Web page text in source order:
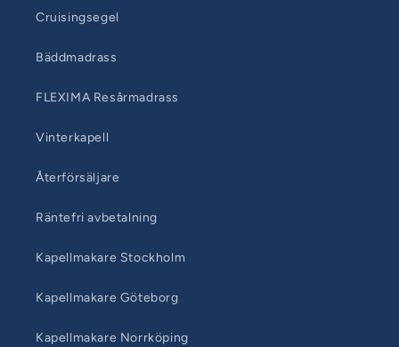
Cruisingsegel
Bäddmadrass
FLEXIMA Resårmadrass
Vinterkapell
Återförsäljare
Räntefri avbetalning
Kapellmakare Stockholm
Kapellmakare Göteborg
Kapellmakare Norrköping